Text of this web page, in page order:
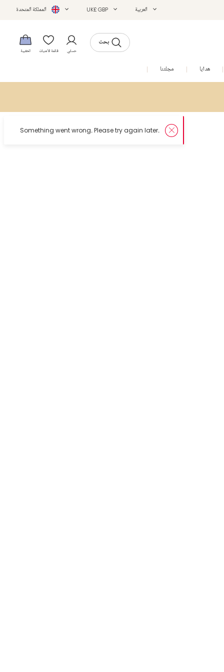
العربية UK£ GBP المملكة المتحدة
بحث
حسابي قائمة الأمنيات الحقيبة
هدايا مجلتنا